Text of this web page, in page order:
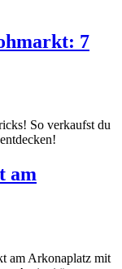
7
So verkaufst du
am
am Arkonaplatz mit